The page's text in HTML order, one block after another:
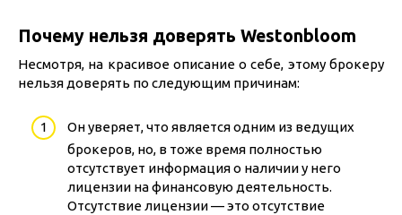
Почему нельзя доверять Westonbloom
Несмотря, на красивое описание о себе, этому брокеру
нельзя доверять по следующим причинам:
Он уверяет, что является одним из ведущих
брокеров, но, в тоже время полностью
отсутствует информация о наличии у него
лицензии на финансовую деятельность.
Отсутствие лицензии — это отсутствие